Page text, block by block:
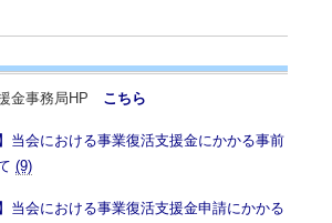
金事務局HP こちら
当会における事業復活支援金にかかる事前
(9)
当会における事業復活支援金申請にかかる